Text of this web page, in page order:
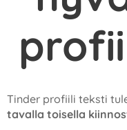
Tinder profiili teksti
tavalla toisella